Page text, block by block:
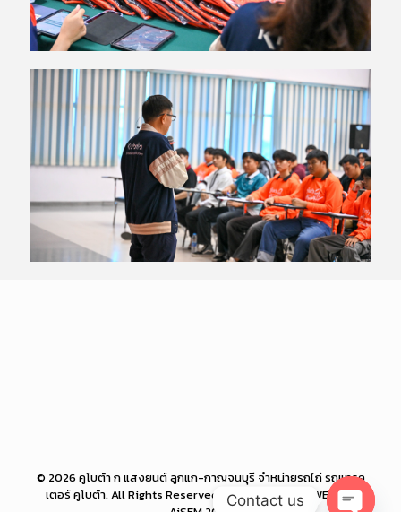
© 2026 คูโบต้า ก แสงยนต์ ลูกแก-กาญจนบุรี จำหน่ายรถไถ่ รถแทรค
เตอร์ คูโบต้า. All Rights Reserved. Powered by PROWEB BiZ
Contact us